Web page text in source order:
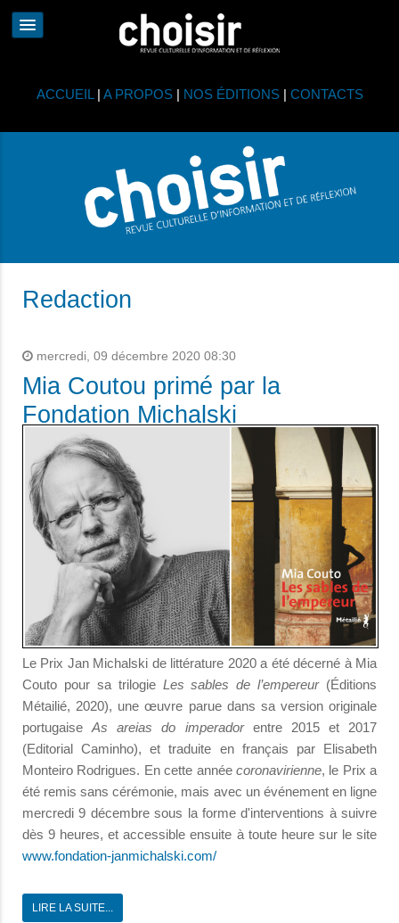
ACCUEIL | A PROPOS| NOS ÉDITIONS| CONTACTS
Redaction
mercredi, 09 décembre 2020 08:30
Mia Coutou primé par la
Fondation Michalski
Le Prix Jan Michalski de littérature 2020 a été décerné à Mia
Couto pour sa trilogie Les sables de l’empereur(Éditions
Métailié, 2020), une œuvre parue dans sa version originale
portugaiseAs areias do imperadorentre 2015 et 2017
(Editorial Caminho), et traduite en français par Elisabeth
Monteiro Rodrigues. En cette année coronavirienne, le Prix a
été remis sans cérémonie, mais avec un événement en ligne
mercredi 9 décembre sous la forme d'interventions à suivre
dès 9 heures, et accessible ensuite à toute heure sur le site
www.fondation-janmichalski.com/
LIRE LA SUITE...